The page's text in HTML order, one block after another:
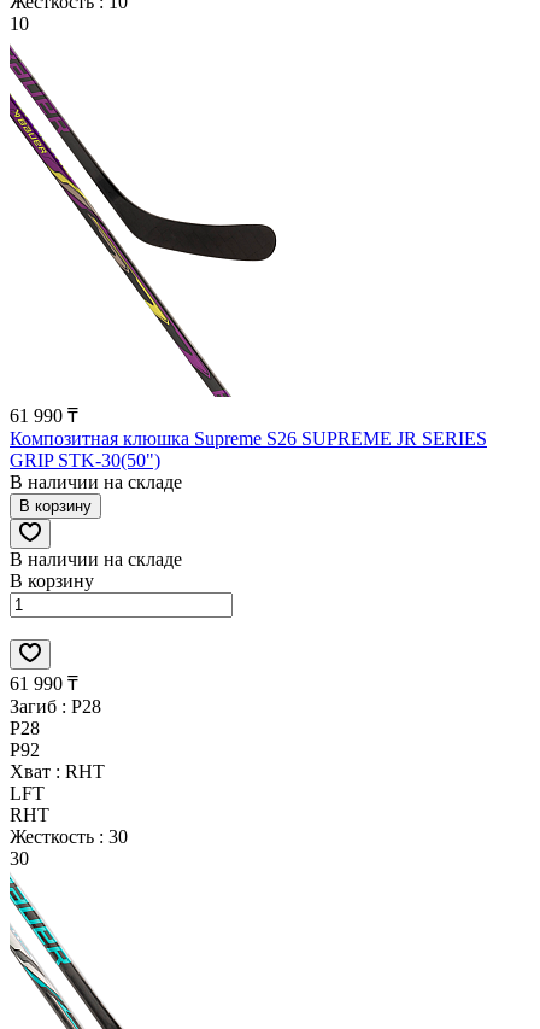
10
61 990 ₸
Композитная клюшка Supreme S26 SUPREME JR SERIES
GRIP STK-30(50")
В наличии на складе
В корзину
В наличии на складе
В корзину
61 990 ₸
Загиб : P28
P28
P92
Хват : RHT
LFT
RHT
Жесткость : 30
30